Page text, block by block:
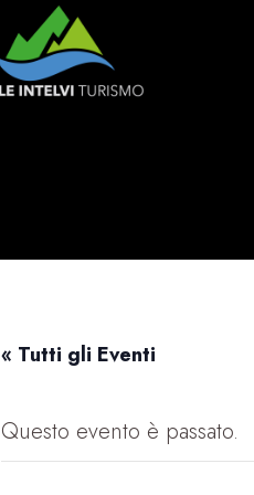
« Tutti gli Eventi
Questo evento è passato.